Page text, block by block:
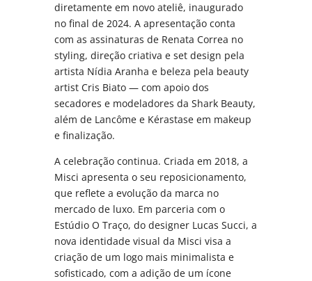
diretamente em novo ateliê, inaugurado
no final de 2024. A apresentação conta
com as assinaturas de Renata Correa no
styling, direção criativa e set design pela
artista Nídia Aranha e beleza pela beauty
artist Cris Biato — com apoio dos
secadores e modeladores da Shark Beauty,
além de Lancôme e Kérastase em makeup
e finalização.
A celebração continua. Criada em 2018, a
Misci apresenta o seu reposicionamento,
que reflete a evolução da marca no
mercado de luxo. Em parceria com o
Estúdio O Traço, do designer Lucas Succi, a
nova identidade visual da Misci visa a
criação de um logo mais minimalista e
sofisticado, com a adição de um ícone